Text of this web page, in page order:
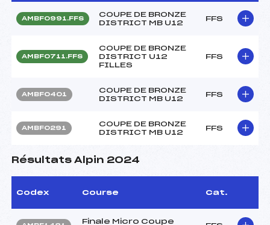
AMBF0991.FFS
COUPE DE BRONZE
DISTRICT MB U12
FFS
AMBF0711.FFS
COUPE DE BRONZE
DISTRICT U12
FILLES
FFS
AMBF0401
COUPE DE BRONZE
DISTRICT MB U12
FFS
AMBF0291
COUPE DE BRONZE
DISTRICT MB U12
FFS
Résultats Alpin 2024
Codex Course Cat.
Finale Micro Coupe